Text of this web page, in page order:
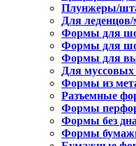
Плунжеры/
Для
Формы для
Формы для
Формы для
Для
Формы из
Разъемные
Формы
Формы без дна
Формы